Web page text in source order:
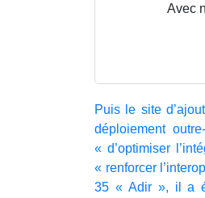
Avec
Puis le site
déploiement
« d’optimiser
« renforcer
35 « Adir », il a